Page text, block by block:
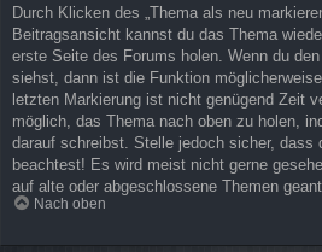
Durch Klicken des „Thema als neu
Beitragsansicht kannst du das Thema
erste Seite des Forums holen. Wenn du
siehst, dann ist die Funktion
letzten Markierung ist nicht genügend Zeit
möglich, das Thema nach oben zu holen,
darauf schreibst. Stelle jedoch sicher, dass
beachtest! Es wird meist nicht gerne
auf alte oder abgeschlossene Themen
Nach oben